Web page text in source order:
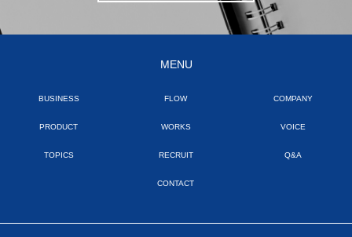
MENU
BUSINESS FLOW COMPANY
PRODUCT WORKS VOICE
TOPICS RECRUIT Q&A
CONTACT